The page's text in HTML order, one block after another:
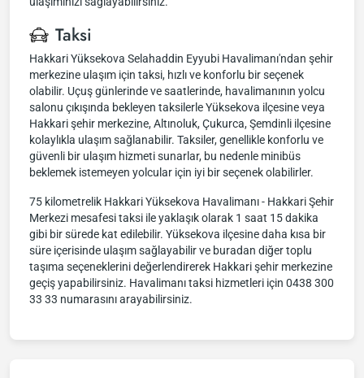
Taksi
Hakkari Yüksekova Selahaddin Eyyubi Havalimanı'ndan şehir
merkezine ulaşım için taksi, hızlı ve konforlu bir seçenek
olabilir. Uçuş günlerinde ve saatlerinde, havalimanının yolcu
salonu çıkışında bekleyen taksilerle Yüksekova ilçesine veya
Hakkari şehir merkezine, Altınoluk, Çukurca, Şemdinli ilçesine
kolaylıkla ulaşım sağlanabilir. Taksiler, genellikle konforlu ve
güvenli bir ulaşım hizmeti sunarlar, bu nedenle minibüs
beklemek istemeyen yolcular için iyi bir seçenek olabilirler.
75 kilometrelik Hakkari Yüksekova Havalimanı - Hakkari Şehir
Merkezi mesafesi taksi ile yaklaşık olarak 1 saat 15 dakika
gibi bir sürede kat edilebilir. Yüksekova ilçesine daha kısa bir
süre içerisinde ulaşım sağlayabilir ve buradan diğer toplu
taşıma seçeneklerini değerlendirerek Hakkari şehir merkezine
geçiş yapabilirsiniz. Havalimanı taksi hizmetleri için 0438 300
33 33 numarasını arayabilirsiniz.